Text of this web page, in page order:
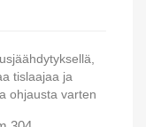
tislaajaa ja
ohjausta varten